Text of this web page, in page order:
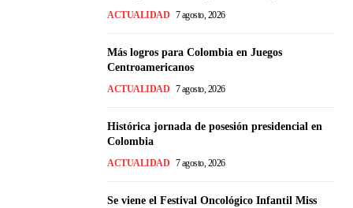
ACTUALIDAD 7 agosto, 2026
Más logros para Colombia en Juegos
Centroamericanos
ACTUALIDAD 7 agosto, 2026
Histórica jornada de posesión presidencial en
Colombia
ACTUALIDAD 7 agosto, 2026
Se viene el Festival Oncológico Infantil Miss